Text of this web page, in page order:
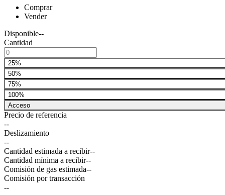
Comprar
Vender
Disponible--
Cantidad
25%
50%
75%
100%
Acceso
Precio de referencia
--
Deslizamiento
--
Cantidad estimada a recibir--
Cantidad mínima a recibir--
Comisión de gas estimada--
Comisión por transacción
--